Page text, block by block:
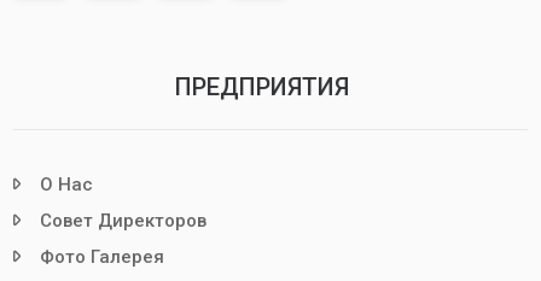
ПРЕДПРИЯТИЯ
О Нас
Совет Директоров
Фото Галерея